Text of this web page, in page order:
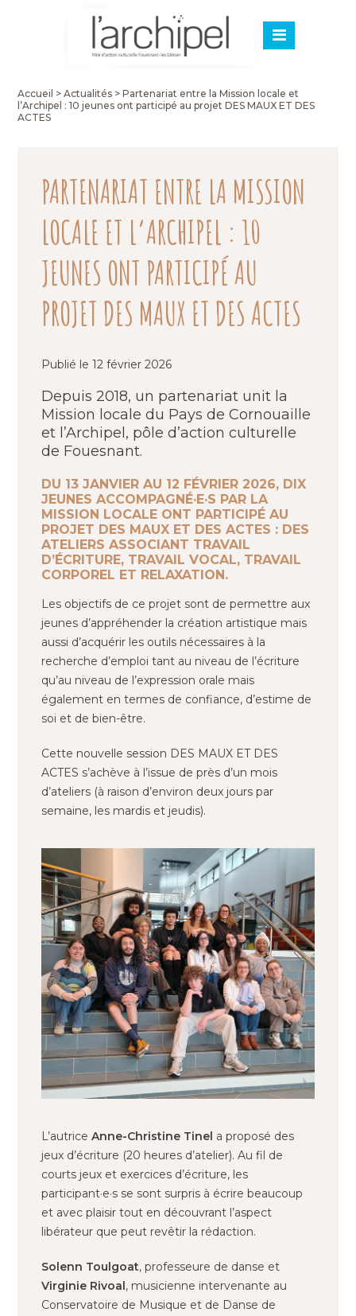
Accueil >Actualités >Partenariat entre la Mission locale et
l’Archipel : 10 jeunes ont participé au projet DES MAUX ET DES
ACTES
PARTENARIAT ENTRE LA MISSION
LOCALE ET L’ARCHIPEL : 10
JEUNES ONT PARTICIPÉ AU
PROJET DES MAUX ET DES ACTES
Publié le 12 février 2026
Depuis 2018, un partenariat unit la
Mission locale du Pays de Cornouaille
et l’Archipel, pôle d’action culturelle
de Fouesnant.
DU 13 JANVIER AU 12 FÉVRIER 2026, DIX
JEUNES ACCOMPAGNÉ·E·S PAR LA
MISSION LOCALE ONT PARTICIPÉ AU
PROJET DES MAUX ET DES ACTES : DES
ATELIERS ASSOCIANT TRAVAIL
D’ÉCRITURE, TRAVAIL VOCAL, TRAVAIL
CORPOREL ET RELAXATION.
Les objectifs de ce projet sont de permettre aux
jeunes d’appréhender la création artistique mais
aussi d’acquérir les outils nécessaires à la
recherche d’emploi tant au niveau de l’écriture
qu’au niveau de l’expression orale mais
également en termes de confiance, d’estime de
soi et de bien-être.
Cette nouvelle session DES MAUX ET DES
ACTES s’achève à l’issue de près d’un mois
d’ateliers (à raison d’environ deux jours par
semaine, les mardis et jeudis).
L’autriceAnne-Christine Tinel a proposé des
jeux d’écriture (20 heures d’atelier). Au fil de
courts jeux et exercices d’écriture, les
participant·e·s se sont surpris à écrire beaucoup
et avec plaisir tout en découvrant l’aspect
libérateur que peut revêtir la rédaction.
Solenn Toulgoat, professeure de danse et
Virginie Rivoal, musicienne intervenante au
Conservatoire de Musique et de Danse de